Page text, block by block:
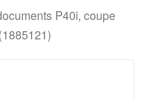
P40i, coupe